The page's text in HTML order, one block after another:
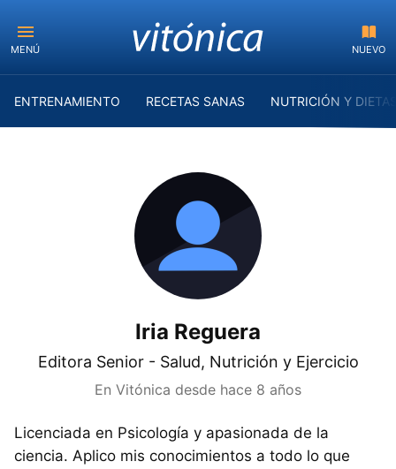
MENÚ NUEVO
ENTRENAMIENTO RECETAS SANAS NUTRICIÓN Y
Iria Reguera
Editora Senior - Salud, Nutrición y Ejercicio
En Vitónica desde hace 8 años
Licenciada en Psicología y apasionada de la
ciencia. Aplico mis conocimientos a todo lo que